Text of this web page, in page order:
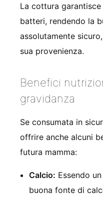
La cottura
batteri, rendendo la
assolutamente
sua provenienza.
Benefici
gravidanza
Se consumata in
offrire anche alcuni
futura mamma:
Calcio: Essendo
buona fonte di